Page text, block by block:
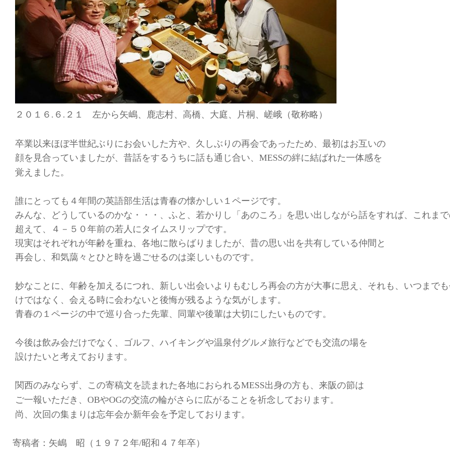
２０１６ . ６ . ２１ 左から矢嶋、鹿志村、高橋、大庭、片桐、嵯峨（敬称略）
卒業以来ほぼ半世紀ぶりにお会いした方や、久しぶりの再会であったため、最初はお互いの
顔を見合っていましたが、昔話をするうちに話も通じ合い、 MESSの絆に結ばれた一体感を
覚えました。
誰にとっても４年間の英語部生活は青春の懐かしい１ページです。
みんな、どうしているのかな・・・、ふと、若かりし「あのころ」を思い出しながら話をすれば、これま
超えて、４－５０年前の若人にタイムスリップです。
現実はそれぞれが年齢を重ね、各地に散らばりましたが、昔の思い出を共有している仲間と
再会し、和気藹々とひと時を過ごせるのは楽しいものです。
妙なことに、年齢を加えるにつれ、新しい出会いよりもむしろ再会の方が大事に思え、それも、いつまで
けではなく、会える時に会わないと後悔が残るような気がします。
青春の１ページの中で巡り合った先輩、同輩や後輩は大切にしたいものです。
今後は飲み会だけでなく、ゴルフ、ハイキングや温泉付グルメ旅行などでも交流の場を
設けたいと考えております。
関西のみならず、この寄稿文を読まれた各地におられるMESS出身の方も、来阪の節は
ご一報いただき、 OBやOGの交流の輪がさらに広がることを祈念しております。
尚、次回の集まりは忘年会か新年会を予定しております。
寄稿者：矢嶋 昭（１９７２年/昭和４７年卒）